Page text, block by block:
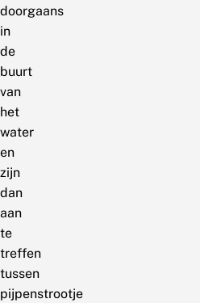
doorgaans
in
de
buurt
van
het
water
en
zijn
dan
aan
te
treffen
tussen
pijpenstrootje